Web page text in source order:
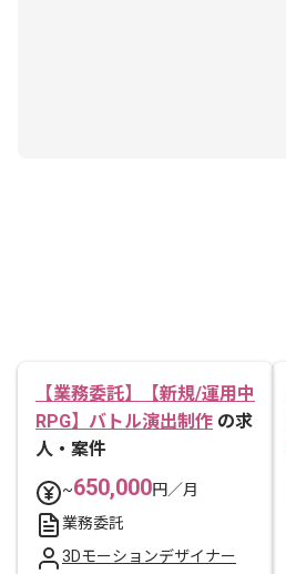
【業務委託】【新規/運用中
RPG】バトル演出制作 の求
人・案件
~650,000円／月
業務委託
3Dモーションデザイナー